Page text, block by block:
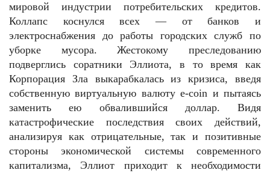
мировой индустрии потребительских кредитов.
Коллапс коснулся всех — от банков и
электроснабжения до работы городских служб по
уборке мусора. Жестокому преследованию
подверглись соратники Эллиота, в то время как
Корпорация Зла выкарабкалась из кризиса, введя
собственную виртуальную валюту e-coin и пытаясь
заменить ею обвалившийся доллар. Видя
катастрофические последствия своих действий,
анализируя как отрицательные, так и позитивные
стороны экономической системы современного
капитализма, Эллиот приходит к необходимости